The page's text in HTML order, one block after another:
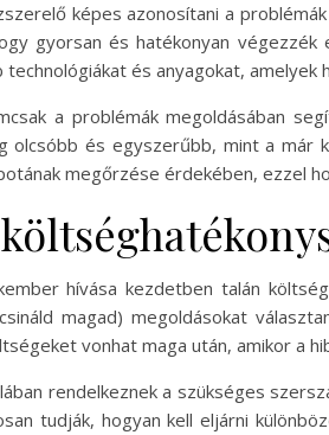
képes azonosítani a
gyorsan és hatékonyan végezzék
technológiákat és anyagokat,
a problémák megoldásában
olcsóbb és egyszerűbb, mint a már
megőrzése érdekében, ezzel
hívása kezdetben talán
magad) megoldásokat
vonhat maga után, amikor a
rendelkeznek a szükséges
tudják, hogyan kell eljárni